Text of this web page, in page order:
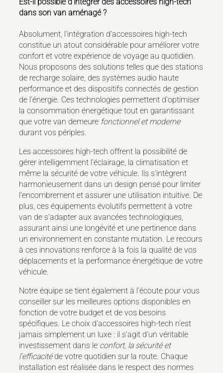
dans son van aménagé ?
Absolument, l'intégration d'accessoires high-tech
constitue un atout considérable pour améliorer votre
confort et votre expérience de voyage au quotidien.
Nous proposons des solutions telles que des stations
de recharge solaire, des systèmes audio haute
performance et des dispositifs connectés de gestion
de l'énergie. Ces technologies permettent d'optimiser
la consommation énergétique tout en garantissant
que votre van demeure fonctionnel et moderne
durant vos périples.
Les accessoires high-tech offrent la possibilité de
gérer intelligemment l'éclairage, la climatisation et
même la sécurité de votre véhicule. Ils s'intègrent
harmonieusement dans un design pensé pour limiter
l'encombrement et assurer une utilisation intuitive. De
plus, ces équipements évolutifs permettent à votre
van de s'adapter aux avancées technologiques,
assurant ainsi une longévité et une pertinence dans
un environnement en constante mutation. Le recours
à ces innovations renforce à la fois la qualité de vos
déplacements et la performance énergétique de votre
véhicule.
Notre équipe se tient également à l'écoute pour vous
conseiller sur les meilleures options disponibles en
fonction de votre budget et de vos besoins
spécifiques. Le choix d'accessoires high-tech n'est
jamais simplement un luxe : il s'agit d'un véritable
investissement dans le confort, la sécurité et
l'efficacitéde votre quotidien sur la route. Chaque
installation est réalisée dans le respect des normes